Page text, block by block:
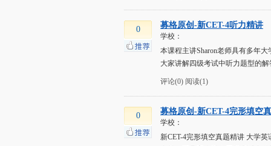
0 募格原创-新CET-4听力精讲
学校：
本课程主讲Sharon老师具有多年
大家讲解四级考试中听力题型的解
评论(0) 阅读(1)
0 募格原创-新CET-4完形填空
学校：
新CET-4完形填空真题精讲 大学